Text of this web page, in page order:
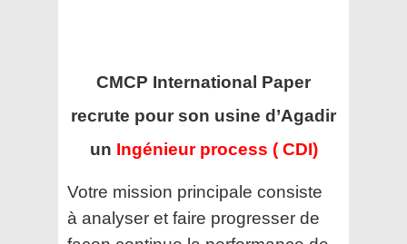
CMCP International Paper
recrute pour son usine d’Agadir
un Ingénieur process ( CDI)
Votre mission principale consiste
à analyser et faire progresser de